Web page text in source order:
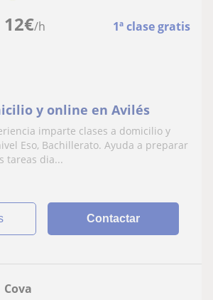
12€/h 1ª clase gratis
y online en Avilés
imparte clases a domicilio y
Eso, Bachillerato. Ayuda a preparar
tareas dia...
Contactar
Cova